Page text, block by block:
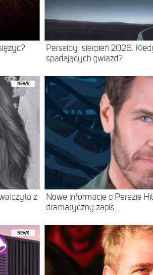
Perseidy: sierpień 2026.
spadających gwiazd?
NEWS
z
Nowe informacje o Perezie
dramatyczny zapis...
NEWS